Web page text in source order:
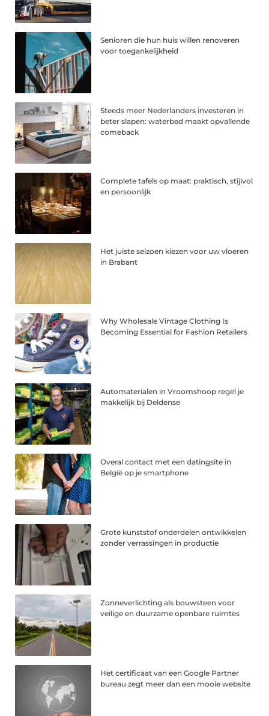
Senioren die hun huis willen renoveren
voor toegankelijkheid
Steeds meer Nederlanders investeren in
beter slapen: waterbed maakt opvallende
comeback
Complete tafels op maat: praktisch, stijlvol
en persoonlijk
Het juiste seizoen kiezen voor uw vloeren
in Brabant
Why Wholesale Vintage Clothing Is
Becoming Essential for Fashion Retailers
Automaterialen in Vroomshoop regel je
makkelijk bij Deldense
Overal contact met een datingsite in
België op je smartphone
Grote kunststof onderdelen ontwikkelen
zonder verrassingen in productie
Zonneverlichting als bouwsteen voor
veilige en duurzame openbare ruimtes
Het certificaat van een Google Partner
bureau zegt meer dan een mooie website